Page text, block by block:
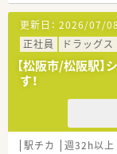
【法人特徴に
■三重県と岐
に深く貢献
■30代の薬
線を大切に
りを理念と
【こんな方に
■整形外科と
更新日： 2026/07/08
正社員
ドラッグ
【松阪市/松阪駅
す！
駅チカ 週32h以上